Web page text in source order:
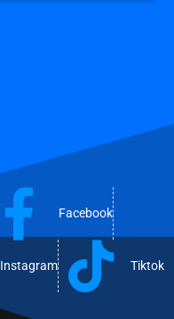
Facebook
Instagram Tiktok